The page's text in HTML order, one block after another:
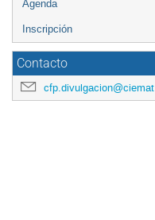
Agenda
Inscripción
Contacto
cfp.divulgacion@ciemat.es